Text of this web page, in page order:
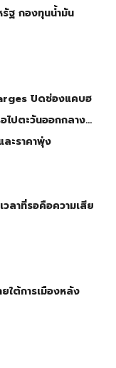
ฐ กองทุนน้ำมัน
ปิดช่องแคบฮ
ไปตะวันออกกลาง…
ะราคาพุ่ง
ลาที่รอคือความเสีย
ใต้การเมืองหลัง